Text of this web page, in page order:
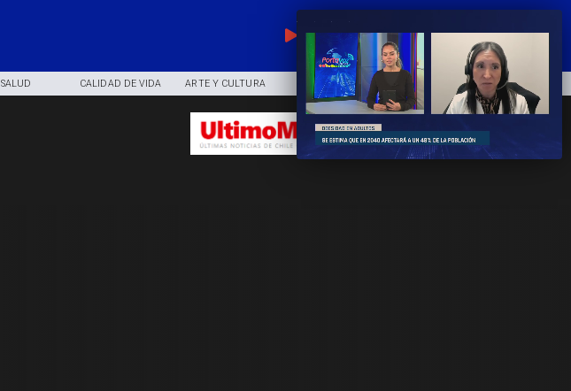
EN VIVO
SALUD CALIDAD DE VIDA ARTE Y CULTURA COMUNIDAD DEPORTES